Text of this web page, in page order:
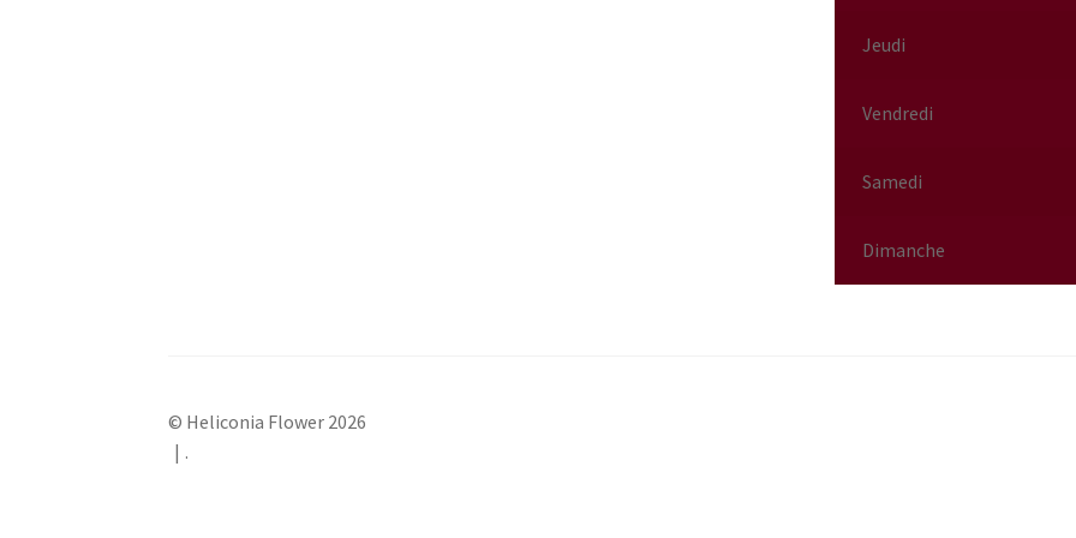
Jeudi
Vendredi
Samedi
Dimanche
© Heliconia Flower 2026
.